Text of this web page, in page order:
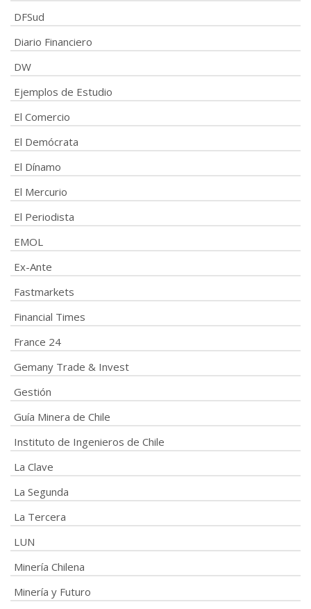
DFSud
Diario Financiero
DW
Ejemplos de Estudio
El Comercio
El Demócrata
El Dínamo
El Mercurio
El Periodista
EMOL
Ex-Ante
Fastmarkets
Financial Times
France 24
Gemany Trade & Invest
Gestión
Guía Minera de Chile
Instituto de Ingenieros de Chile
La Clave
La Segunda
La Tercera
LUN
Minería Chilena
Minería y Futuro